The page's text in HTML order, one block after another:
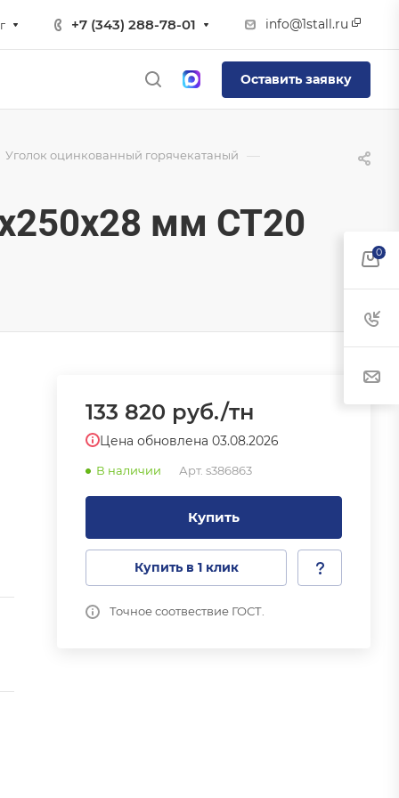
+7 (343) 288-78-01 info@1stall.ru
Оставить заявку
Уголок оцинкованный горячекатаный —
мм СТ20
133 820 руб./тн
Цена обновлена 03.08.2026
В наличии Арт. s386863
Купить
Купить в 1 клик
Точное соотвествие ГОСТ.
0